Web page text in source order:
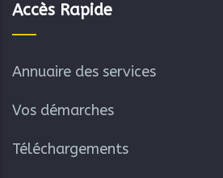
Accès Rapide
Annuaire des services
Vos démarches
Téléchargements